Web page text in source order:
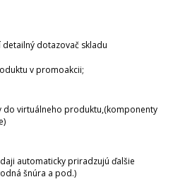
dotazovač skladu
v promoakcii;
do virtuálneho produktu,(komponenty
automaticky priradzujú ďalšie
šnúra a pod.)